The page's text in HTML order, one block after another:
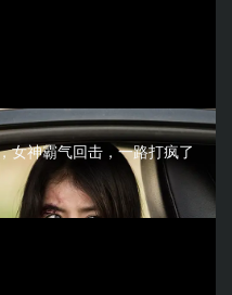
女神霸气回击，一路打疯了